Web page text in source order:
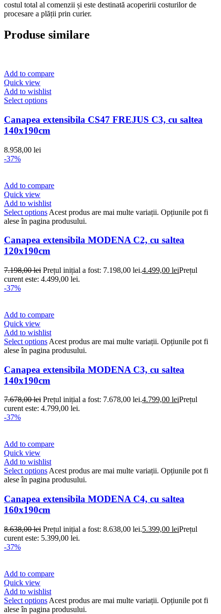
costul total al comenzii și este destinată acoperirii costurilor de
procesare a plății prin curier.
Produse similare
Add to compare
Quick view
Add to wishlist
Select options
Canapea extensibila CS47 FREJUS C3, cu saltea
140x190cm
8.958,00 lei
-37%
Add to compare
Quick view
Add to wishlist
Select options Acest produs are mai multe variații. Opțiunile pot fi
alese în pagina produsului.
Canapea extensibila MODENA C2, cu saltea
120x190cm
7.198,00lei Prețul inițial a fost: 7.198,00 lei.4.499,00 leiPrețul
curent este: 4.499,00 lei.
-37%
Add to compare
Quick view
Add to wishlist
Select options Acest produs are mai multe variații. Opțiunile pot fi
alese în pagina produsului.
Canapea extensibila MODENA C3, cu saltea
140x190cm
7.678,00lei Prețul inițial a fost: 7.678,00 lei.4.799,00 leiPrețul
curent este: 4.799,00 lei.
-37%
Add to compare
Quick view
Add to wishlist
Select optionsAcest produs are mai multe variații. Opțiunile pot fi
alese în pagina produsului.
Canapea extensibila MODENA C4, cu saltea
160x190cm
8.638,00lei Prețul inițial a fost: 8.638,00 lei.5.399,00 leiPrețul
curent este: 5.399,00 lei.
-37%
Add to compare
Quick view
Add to wishlist
Select options Acest produs are mai multe variații. Opțiunile pot fi
alese în pagina produsului.